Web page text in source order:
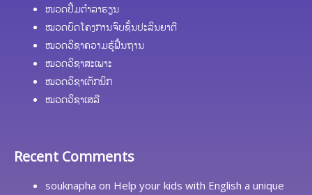
ໜວດປຶ້ມຕຳລາຮຽນ
ໝວດບົດໂຄງການຈົບຊັ້ນປະລິນຍາຕີ
ໝວດວິຊາຄວາມຮູ້ຟື້ນຖານ
ໝວດວິຊາສະເພາະ
ໝວດວິຊາເຕັກນິກ
ໝວດວິຊາເສລີ
Recent Comments
souknapha on Help your kids with English a unique